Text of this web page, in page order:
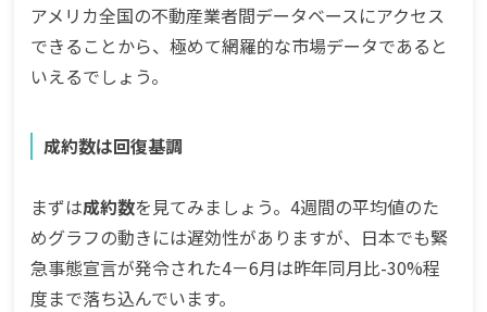
アメリカ全国の不動産業者間データベースにアクセス
できることから、極めて網羅的な市場データであると
いえるでしょう。
成約数は回復基調
まずは成約数を見てみましょう。4週間の平均値のた
めグラフの動きには遅効性がありますが、日本でも緊
急事態宣言が発令された4－6月は昨年同月比-30%程
度まで落ち込んでいます。